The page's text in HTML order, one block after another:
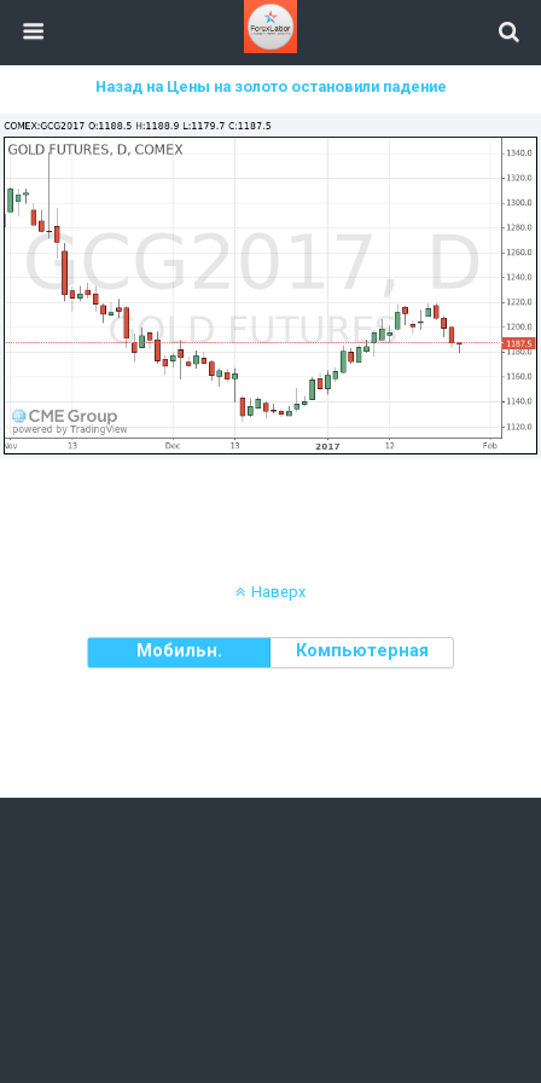
Назад на Цены на золото остановили падение
Наверх
Мобильн. Компьютерная